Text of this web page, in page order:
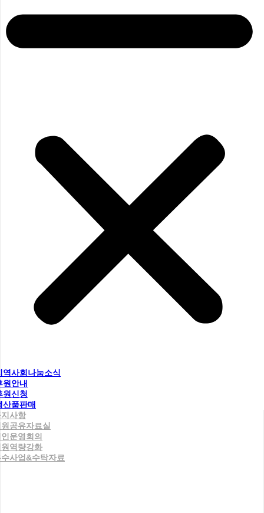
역사회나눔소식
원안내
원신청
산품판매
사항
공유자료실
운영회의
역량강화
사업&수탁자료